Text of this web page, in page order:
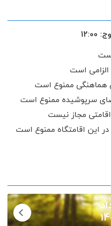
اینترنت
یا نگهبان
ایرانی
12:00
است
هماهنگی ممنوع است
سرپوشیده ممنوع است
مجاز نیست
این اقامتگاه ممنوع است